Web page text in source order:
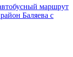
маршрут
Баляева с